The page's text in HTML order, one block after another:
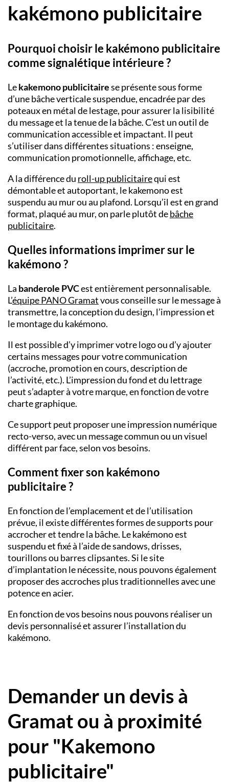
kakémono publicitaire
Pourquoi choisir le kakémono publicitaire
comme signalétique intérieure ?
Lekakemono publicitairese présente sous forme
d’une bâche verticale suspendue, encadrée par des
poteaux en métal de lestage, pour assurer la lisibilité
du message et la tenue de la bâche. C’est un outil de
communication accessible et impactant. Il peut
s’utiliser dans différentes situations : enseigne,
communication promotionnelle, affichage, etc.
A la différence du roll-up publicitairequi est
démontable et autoportant, le kakemono est
suspendu au mur ou au plafond. Lorsqu’il est en grand
format, plaqué au mur, on parle plutôt debâche
publicitaire.
Quelles informations imprimer sur le
kakémono ?
La banderole PVCest entièrement personnalisable.
L’équipePANOGramatvous conseille sur le message à
transmettre, la conception du design, l’impression et
le montage du kakémono.
Il est possible d’y imprimer votre logo ou d’y ajouter
certains messages pour votre communication
(accroche, promotion en cours, description de
l’activité, etc.). L’impression du fond et du lettrage
peut s’adapter à votre marque, en fonction de votre
charte graphique.
Ce support peut proposer une impression numérique
recto-verso, avec un message commun ou un visuel
différent par face, selon vos besoins.
Comment fixer son kakémono
publicitaire ?
En fonction de l’emplacement et de l’utilisation
prévue, il existe différentes formes de supports pour
accrocher et tendre la bâche. Le kakémono est
suspendu et fixé à l’aide de sandows, drisses,
tourillons ou barres clipsantes. Si le site
d’implantation le nécessite, nous pouvons également
proposer des accroches plus traditionnelles avec une
potence en acier.
En fonction de vos besoins nous pouvons réaliser un
devis personnalisé et assurer l’installation du
kakémono.
Demander un devis à
Gramat ou à proximité
pour "Kakemono
publicitaire"